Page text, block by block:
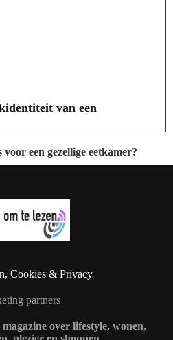
van een
een gezellige eetkamer?
Cookies & Privacy
partners
magazine over lifestyle, wonen,